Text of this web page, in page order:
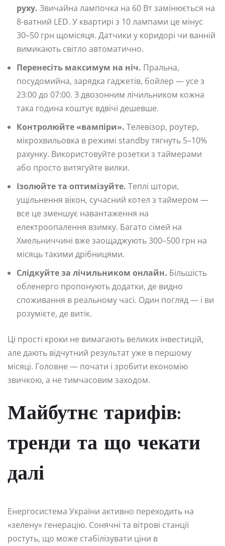
руху. Звичайна лампочка на 60 Вт замінюється на
8-ватний LED. У квартирі з 10 лампами це мінус
30–50 грн щомісяця. Датчики у коридорі чи ванній
вимикають світло автоматично.
Перенесіть максимум на ніч. Пральна,
посудомийна, зарядка гаджетів, бойлер — усе з
23:00 до 07:00. З двозонним лічильником кожна
така година коштує вдвічі дешевше.
Контролюйте «вампіри». Телевізор, роутер,
мікрохвильовка в режимі standby тягнуть 5–10%
рахунку. Використовуйте розетки з таймерами
або просто витягуйте вилки.
Ізолюйте та оптимізуйте. Теплі штори,
ущільнення вікон, сучасний котел з таймером —
все це зменшує навантаження на
електроопалення взимку. Багато сімей на
Хмельниччині вже заощаджують 300–500 грн на
місяць такими дрібницями.
Слідкуйте за лічильником онлайн. Більшість
обленерго пропонують додатки, де видно
споживання в реальному часі. Один погляд — і ви
розумієте, де витік.
Ці прості кроки не вимагають великих інвестицій,
але дають відчутний результат уже в першому
місяці. Головне — почати і зробити економію
звичкою, а не тимчасовим заходом.
Майбутнє тарифів:
тренди та що чекати
далі
Енергосистема України активно переходить на
«зелену» генерацію. Сонячні та вітрові станції
ростуть, що може стабілізувати ціни в